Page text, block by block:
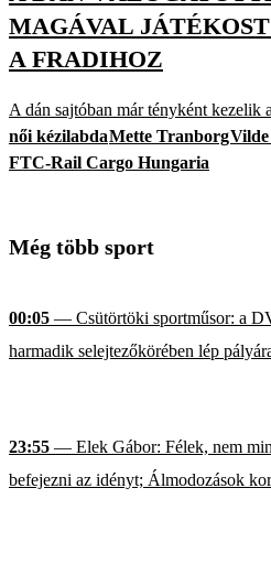
MAGÁVAL JÁTÉKOST
A FRADIHOZ
A dán sajtóban már tényként kezelik
női kézilabdaMette Tranborg
FTC-Rail Cargo Hungaria
Még több sport
00:05 — Csütörtöki sportműsor: a
harmadik selejtezőkörében lép
23:55 — Elek Gábor: Félek, nem
befejezni az idényt; Álmodozások